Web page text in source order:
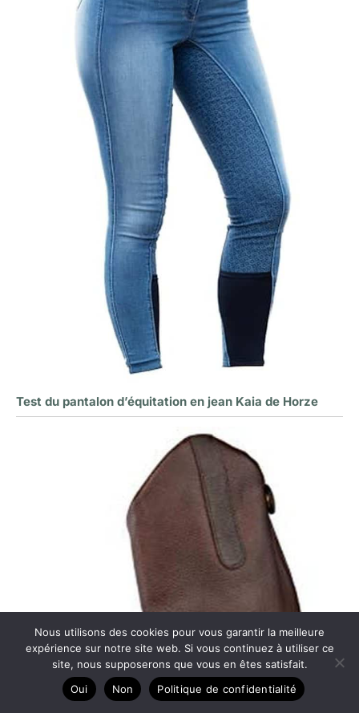
Test du pantalon d’équitation en jean Kaia de Horze
Nous utilisons des cookies pour vous garantir la meilleure
expérience sur notre site web. Si vous continuez à utiliser ce
site, nous supposerons que vous en êtes satisfait.
Oui
Non Politique de confidentialité